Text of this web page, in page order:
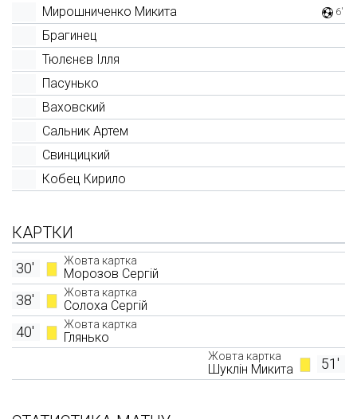
Мирошниченко Микита
6'
Брагинец
Тюлєнєв Ілля
Пасунько
Ваховский
Сальник Артем
Свинцицкий
Кобец Кирило
КАРТКИ
Жовта картка
Морозов Сергій
30'
Жовта картка
Солоха Сергій
38'
Жовта картка
Глянько
40'
51'
Жовта картка
Шуклін Микита